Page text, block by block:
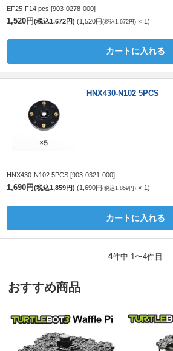
EF25-F14 pcs [903-0278-000]
1,520円(税込1,672円) 1,520円(税込1,672円)
1
カートに入れる
HNX430-N102 5PCS
HNX430-N102 5PCS [903-0321-000]
1,690円(税込1,859円) 1,690円(税込1,859円)
1
カートに入れる
4件中 1〜4件目
おすすめ商品